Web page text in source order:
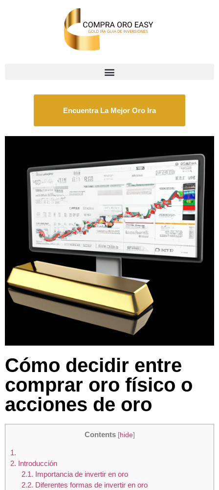
Encuentra La Mejor Oro Ira
Cómo decidir entre
comprar oro físico o
acciones de oro
Contents [hide]
1.
2. Introducción
2.1. Importancia de invertir en oro
2.2. Diferentes formas de invertir en oro